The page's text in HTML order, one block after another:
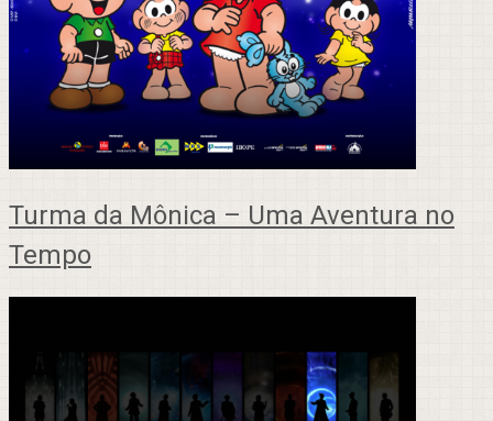
Turma da Mônica – Uma Aventura no
Tempo